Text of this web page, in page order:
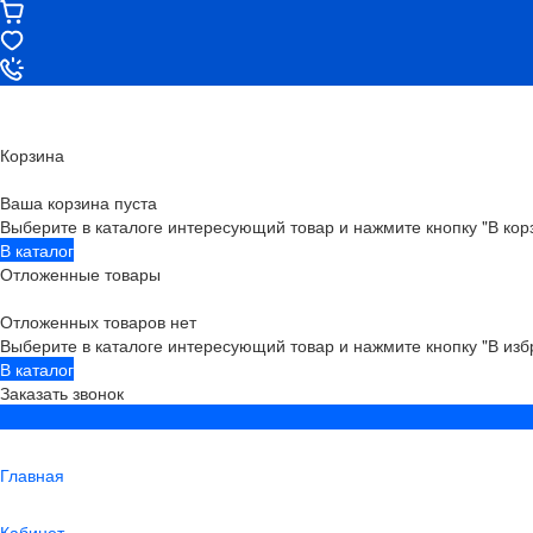
Корзина
Ваша корзина пуста
Выберите в каталоге интересующий товар и нажмите кнопку "В
В каталог
Отложенные товары
Отложенных товаров нет
Выберите в каталоге интересующий товар и нажмите кнопку "В
В каталог
Заказать звонок
Главная